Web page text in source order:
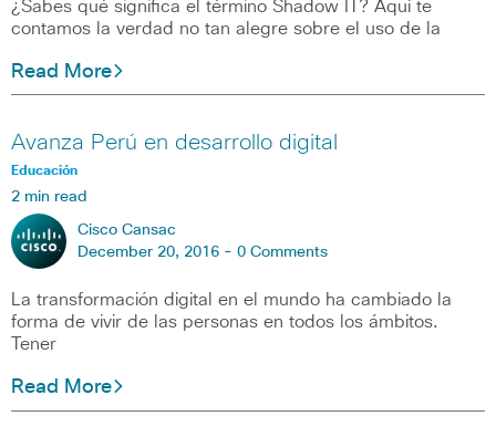
¿Sabes qué significa el término Shadow IT? Aquí te
contamos la verdad no tan alegre sobre el uso de la
Read More
Avanza Perú en desarrollo digital
Educación
2 min read
Cisco Cansac
December 20, 2016 - 0 Comments
La transformación digital en el mundo ha cambiado la
forma de vivir de las personas en todos los ámbitos.
Tener
Read More